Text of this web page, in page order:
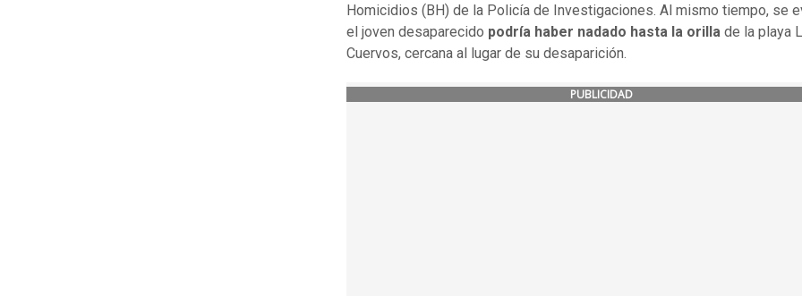
Homicidios (BH) de la Policía de Investigaciones. Al mismo tiempo, se
el joven desaparecido podría haber nadado hasta la orilla de la playa
Cuervos, cercana al lugar de su desaparición.
PUBLICIDAD